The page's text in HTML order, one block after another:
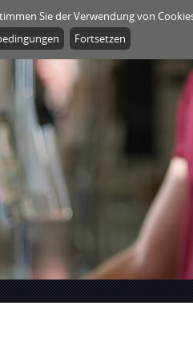
Sie der Verwendung von
Fortsetzen
BERATUNG